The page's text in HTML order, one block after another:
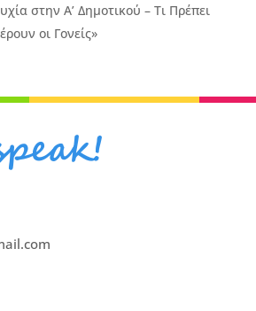
στην Α’ Δημοτικού – Τι Πρέπει
οι Γονείς»